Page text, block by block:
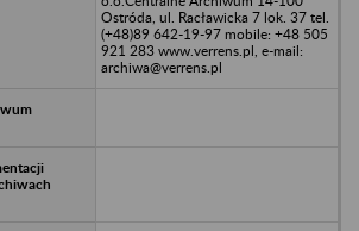
Ostróda, ul. Racławicka 7 lok. 37 tel.
(+48)89 642-19-97 mobile: +48 505
921 283 www.verrens.pl, e-mail:
archiwa@verrens.pl